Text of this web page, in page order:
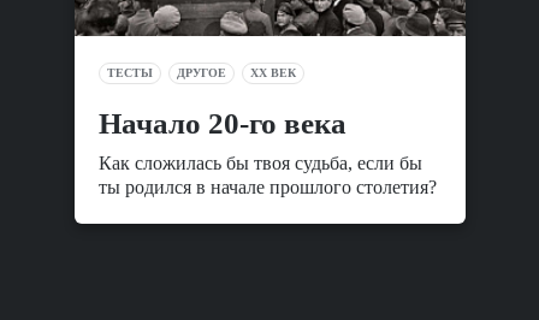
ТЕСТЫ ДРУГОЕ XX ВЕК
Начало 20-го века
Как сложилась бы твоя судьба, если бы
ты родился в начале прошлого столетия?